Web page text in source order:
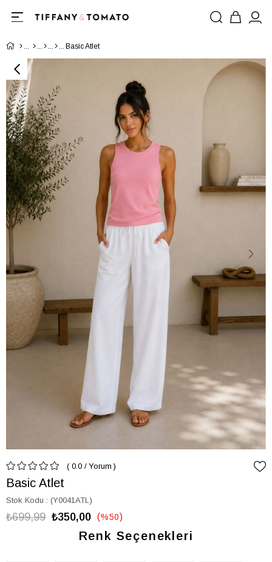
Basic Atlet
0.0 / Yorum
Basic Atlet
Stok Kodu (Y0041ATL)
₺699,99 ₺350,00 %50
İndirim
Renk Seçenekleri